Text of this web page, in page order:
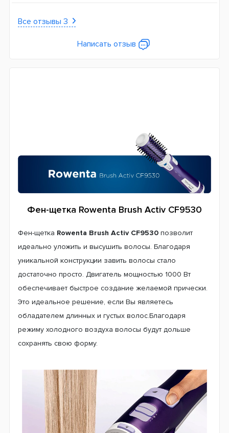
Все отзывы 3
Написать отзыв
Фен-щетка Rowenta Brush Activ CF9530
Фен-щетка Rowenta Brush Activ CF9530 позволит
идеально уложить и высушить волосы. Благодаря
уникальной конструкции завить волосы стало
достаточно просто. Двигатель мощностью 1000 Вт
обеспечивает быстрое создание желаемой прически.
Это идеальное решение, если Вы являетесь
обладателем длинных и густых волос.Благодаря
режиму холодного воздуха волосы будут дольше
сохранять свою форму.